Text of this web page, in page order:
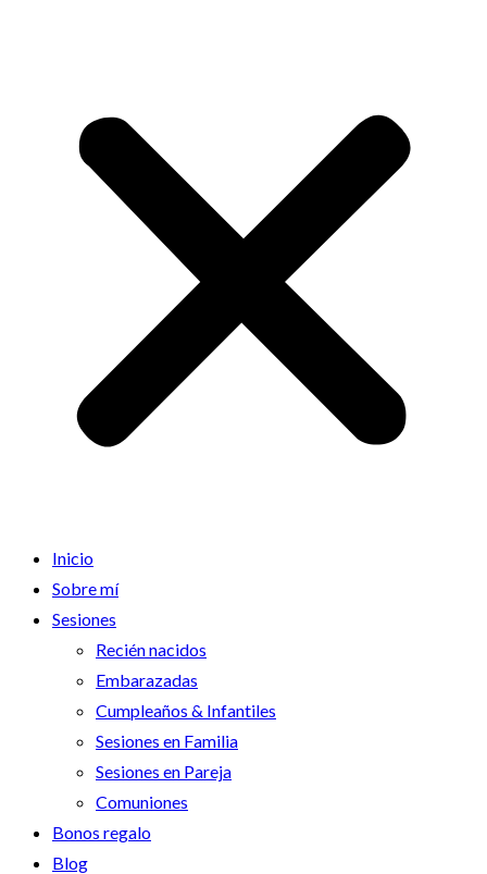
Inicio
Sobre mí
Sesiones
Recién nacidos
Embarazadas
Cumpleaños & Infantiles
Sesiones en Familia
Sesiones en Pareja
Comuniones
Bonos regalo
Blog